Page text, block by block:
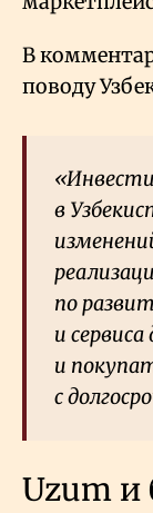
В
поводу
в
по
и
и
с
Uzum и